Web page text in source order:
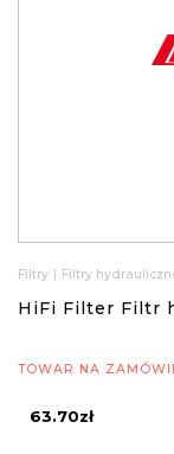
Filtry Filtry
HiFi Filter Filtr
TOWAR NA
63.70zł